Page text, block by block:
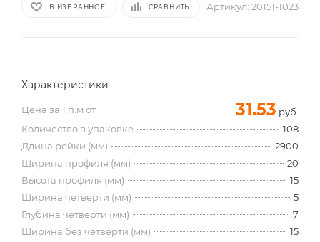
В ИЗБРАННОЕ СРАВНИТЬ Артикул: 20151-1023
Характеристики
Цена за 1 п.м от 31.53 руб.
Количество в упаковке
108
Длина рейки (мм)
2900
Ширина профиля (мм)
20
Высота профиля (мм)
15
Ширина четверти (мм)
5
Глубина четверти (мм)
7
Ширина без четверти (мм)
15